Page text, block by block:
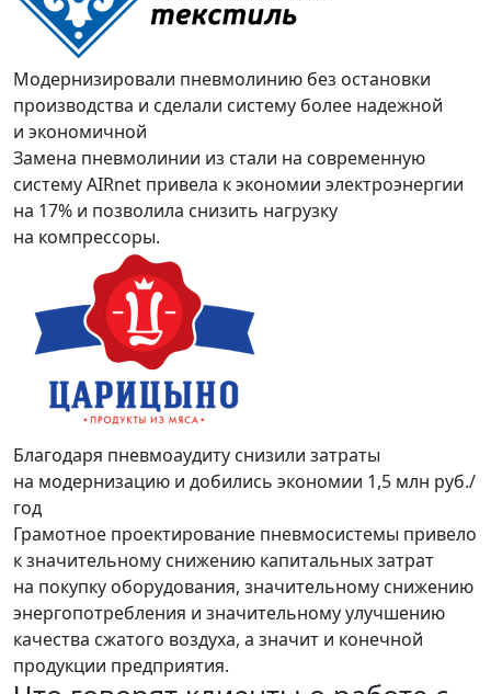
Модернизировали пневмолинию без остановки
производства и сделали систему более надежной
и экономичной
Замена пневмолинии из стали на современную
систему AIRnet привела к экономии электроэнергии
на 17% и позволила снизить нагрузку
на компрессоры.
Благодаря пневмоаудиту снизили затраты
на модернизацию и добились экономии 1,5 млн руб./
год
Грамотное проектирование пневмосистемы привело
к значительному снижению капитальных затрат
на покупку оборудования, значительному снижению
энергопотребления и значительному улучшению
качества сжатого воздуха, а значит и конечной
продукции предприятия.